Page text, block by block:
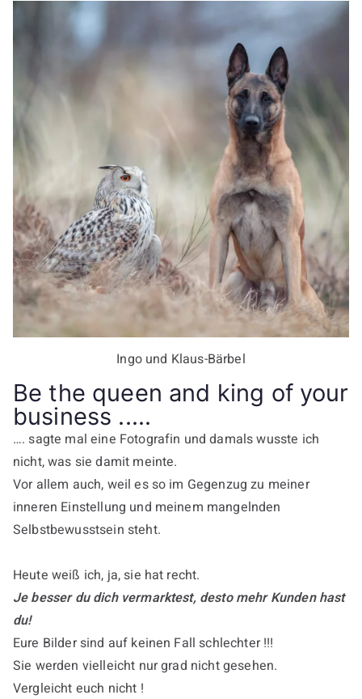
Ingo und Klaus-Bärbel
Be the queen and king of your
business .....
…. sagte mal eine Fotografin und damals wusste ich
nicht, was sie damit meinte.
Vor allem auch, weil es so im Gegenzug zu meiner
inneren Einstellung und meinem mangelnden
Selbstbewusstsein steht.
Heute weiß ich, ja, sie hat recht.
Je besser du dich vermarktest, desto mehr Kunden hast
du!
Eure Bilder sind auf keinen Fall schlechter !!!
Sie werden vielleicht nur grad nicht gesehen.
Vergleicht euch nicht !